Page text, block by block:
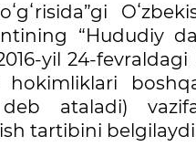
“Hududiy
yil 24-fevraldagi
ataladi)
tartibini